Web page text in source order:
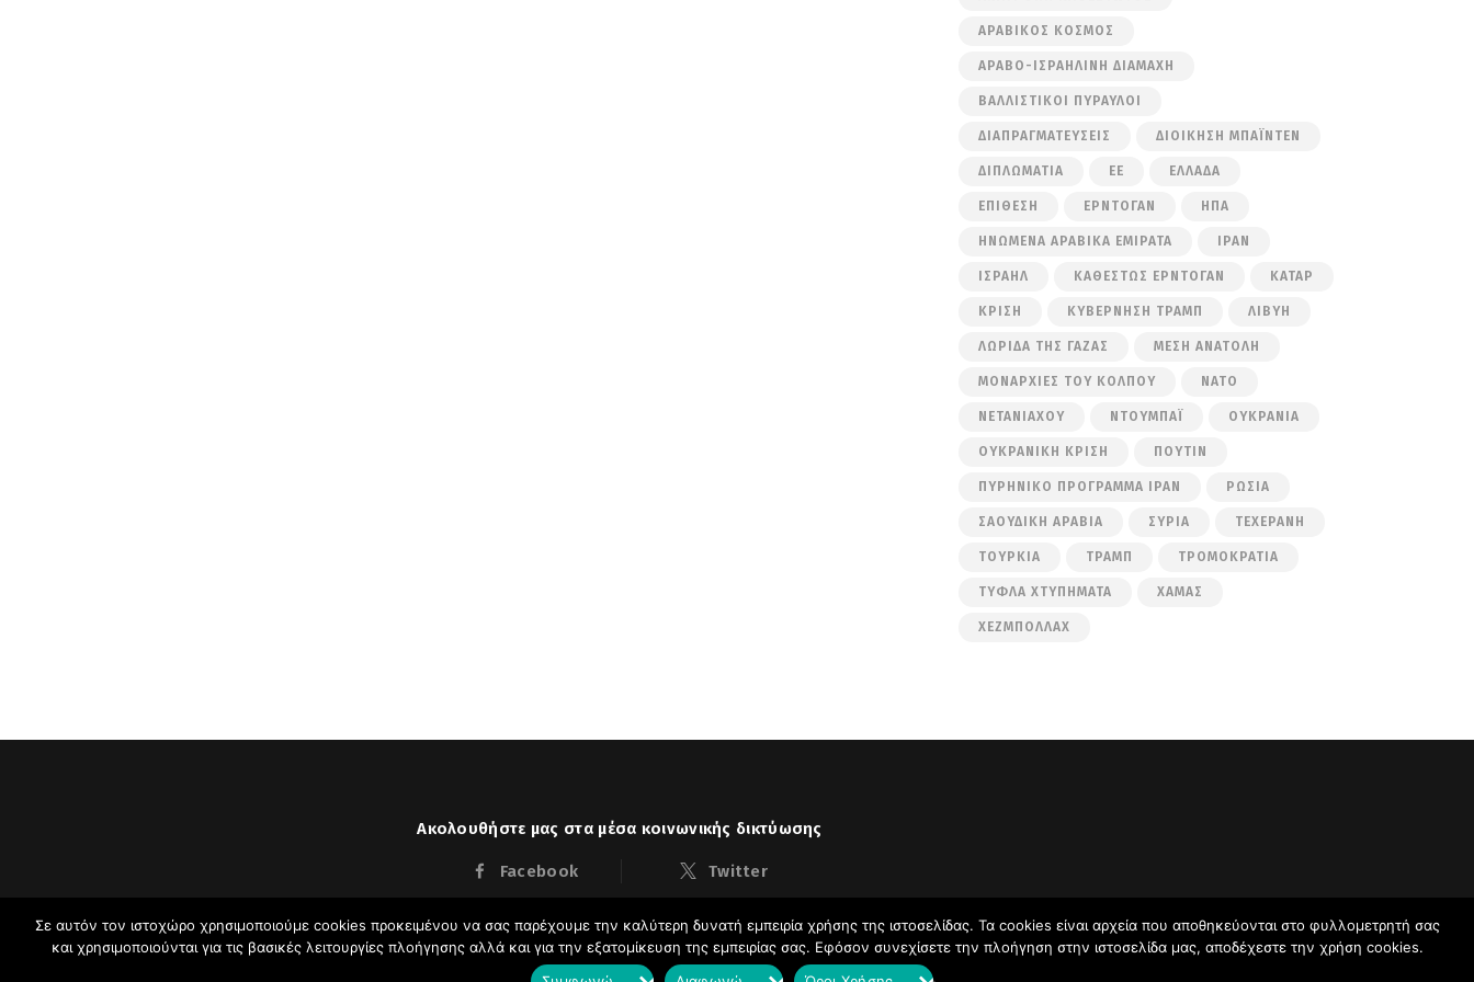
ΑΡΑΒΙΚΌΣ ΚΌΣΜΟΣ
ΑΡΑΒΟ-ΙΣΡΑΗΛΙΝΉ ΔΙΑΜΆΧΗ
ΒΑΛΛΙΣΤΙΚΟΊ ΠΎΡΑΥΛΟΙ
ΔΙΑΠΡΑΓΜΑΤΕΎΣΕΙΣ ΔΙΟΊΚΗΣΗ ΜΠΆΙΝΤΕΝ
ΔΙΠΛΩΜΑΤΊΑ ΕΕ ΕΛΛΆΔΑ
ΕΠΊΘΕΣΗ ΕΡΝΤΟΓΆΝ ΗΠΑ
ΗΝΩΜΈΝΑ ΑΡΑΒΙΚΆ ΕΜΙΡΆΤΑ ΙΡΆΝ
ΙΣΡΑΉΛ ΚΑΘΕΣΤΏΣ ΕΡΝΤΟΓΆΝ ΚΑΤΆΡ
ΚΡΊΣΗ ΚΥΒΈΡΝΗΣΗ ΤΡΑΜΠ ΛΙΒΎΗ
ΛΩΡΊΔΑ ΤΗΣ ΓΆΖΑΣ ΜΈΣΗ ΑΝΑΤΟΛΉ
ΜΟΝΑΡΧΊΕΣ ΤΟΥ ΚΌΛΠΟΥ ΝΑΤΟ
ΝΕΤΑΝΙΆΧΟΥ ΝΤΟΥΜΠΆΙ ΟΥΚΡΑΝΊΑ
ΟΥΚΡΑΝΙΚΉ ΚΡΊΣΗ ΠΟΎΤΙΝ
ΠΥΡΗΝΙΚΌ ΠΡΌΓΡΑΜΜΑ ΙΡΆΝ ΡΩΣΊΑ
ΣΑΟΥΔΙΚΉ ΑΡΑΒΊΑ ΣΥΡΊΑ ΤΕΧΕΡΆΝΗ
ΤΟΥΡΚΊΑ ΤΡΑΜΠ ΤΡΟΜΟΚΡΑΤΊΑ
ΤΥΦΛΆ ΧΤΥΠΉΜΑΤΑ ΧΑΜΆΣ
ΧΕΖΜΠΟΛΛΆΧ
Ακολουθήστε μας στα μέσα κοινωνικής δικτύωσης
Facebook Twitter
Σπύρος ΠλακούδαςΙστολόγιο © 2026. All Rights Reserved.
Σε αυτόν τον ιστοχώρο χρησιμοποιούμε cookies προκειμένου να σας παρέχουμε την καλύτερη δυνατή εμπειρία χρήσης της ιστοσελίδας. Τα cookies είναι αρχεία που αποθηκεύονται στο φυλλομετρητή σας
και χρησιμοποιούνται για τις βασικές λειτουργίες πλοήγησης αλλά και για την εξατομίκευση της εμπειρίας σας. Εφόσον συνεχίσετε την πλοήγηση στην ιστοσελίδα μας, αποδέχεστε την χρήση cookies.